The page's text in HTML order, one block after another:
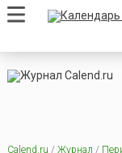
Calend.ru / Журнал /